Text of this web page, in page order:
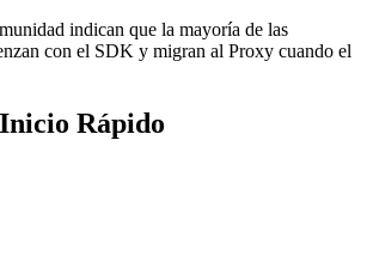
indican que la mayoría de las
con el SDK y migran al Proxy cuando el
Rápido